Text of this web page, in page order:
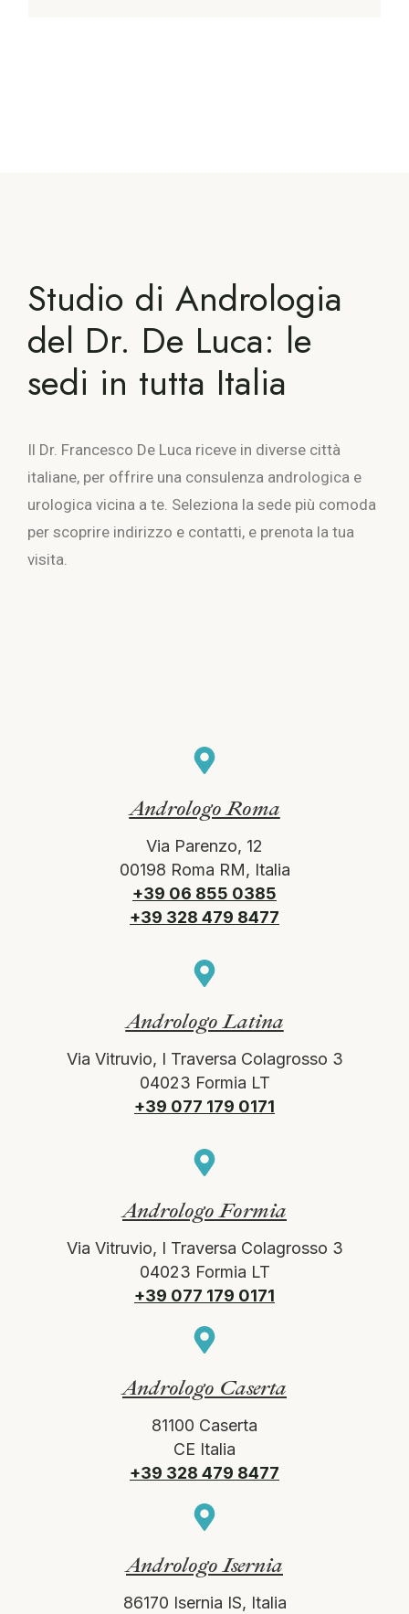
Studio di Andrologia
del Dr. De Luca: le
sedi in tutta Italia
Il Dr. Francesco De Luca riceve in diverse città
italiane, per offrire una consulenza andrologica e
urologica vicina a te. Seleziona la sede più comoda
per scoprire indirizzo e contatti, e prenota la tua
visita.
Andrologo Roma
Via Parenzo, 12
00198 Roma RM, Italia
+39 06 855 0385
+39 328 479 8477
Andrologo Latina
Via Vitruvio, I Traversa Colagrosso 3
04023 Formia LT
+39 077 179 0171
Andrologo Formia
Via Vitruvio, I Traversa Colagrosso 3
04023 Formia LT
+39 077 179 0171
Andrologo Caserta
81100 Caserta
CE Italia
+39 328 479 8477
Andrologo Isernia
86170 Isernia IS, Italia